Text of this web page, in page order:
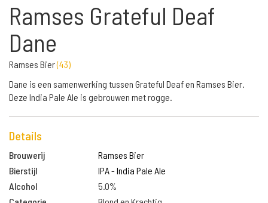
Ramses Grateful Deaf
Dane
Ramses Bier(43)
Dane is een samenwerking tussen Grateful Deaf en Ramses Bier.
Deze India Pale Ale is gebrouwen met rogge.
Details
Brouwerij
Ramses Bier
Bierstijl
IPA - India Pale Ale
Alcohol
5.0%